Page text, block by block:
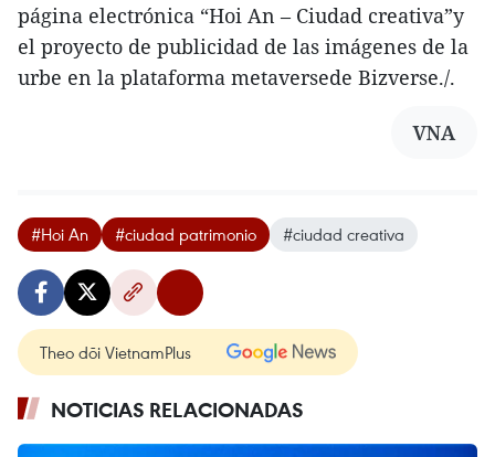
página electrónica “Hoi An – Ciudad creativa”y
el proyecto de publicidad de las imágenes de la
urbe en la plataforma metaversede Bizverse./.
VNA
#Hoi An #ciudad patrimonio #ciudad creativa
Theo dõi VietnamPlus
NOTICIAS RELACIONADAS